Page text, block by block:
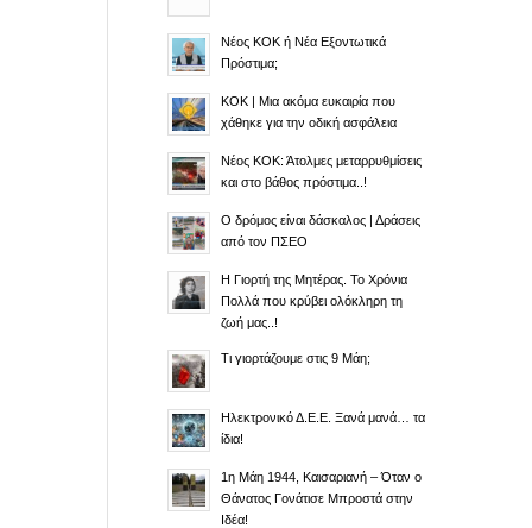
Νέος ΚΟΚ ή Νέα Εξοντωτικά
Πρόστιμα;
ΚΟΚ | Μια ακόμα ευκαιρία που
χάθηκε για την οδική ασφάλεια
Νέος ΚΟΚ: Άτολμες μεταρρυθμίσεις
και στο βάθος πρόστιμα..!
Ο δρόμος είναι δάσκαλος | Δράσεις
από τον ΠΣΕΟ
Η Γιορτή της Μητέρας. Το Χρόνια
Πολλά που κρύβει ολόκληρη τη
ζωή μας..!
Τι γιορτάζουμε στις 9 Μάη;
Ηλεκτρονικό Δ.Ε.Ε. Ξανά μανά… τα
ίδια!
1η Μάη 1944, Καισαριανή – Όταν ο
Θάνατος Γονάτισε Μπροστά στην
Ιδέα!